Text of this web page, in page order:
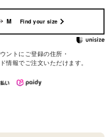
M Find your size
ントにご登録の住所・
情報でご注文いただけます。